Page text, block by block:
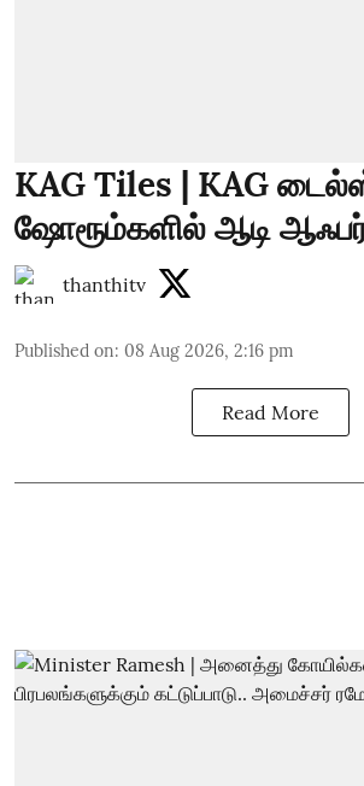
KAG Tiles | KAG
ஷோரூம்களில் ஆடி
thanthitv
Published on: 08 Aug 2026, 2:16 pm
Read More